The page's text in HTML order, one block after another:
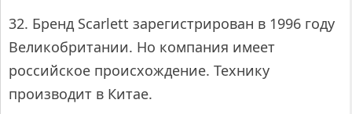
32. Бренд Scarlett зарегистрирован в 1996 году
Великобритании. Но компания имеет
российское происхождение. Технику
производит в Китае.